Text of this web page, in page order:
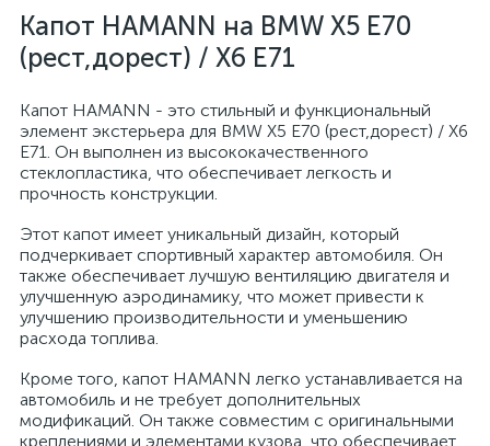
Капот HAMANN на BMW X5 E70
(рест,дорест) / X6 E71
Капот HAMANN - это стильный и функциональный
элемент экстерьера для BMW X5 E70 (рест,дорест) / X6
E71. Он выполнен из высококачественного
стеклопластика, что обеспечивает легкость и
прочность конструкции.
Этот капот имеет уникальный дизайн, который
подчеркивает спортивный характер автомобиля. Он
также обеспечивает лучшую вентиляцию двигателя и
улучшенную аэродинамику, что может привести к
улучшению производительности и уменьшению
расхода топлива.
Кроме того, капот HAMANN легко устанавливается на
автомобиль и не требует дополнительных
модификаций. Он также совместим с оригинальными
креплениями и элементами кузова, что обеспечивает